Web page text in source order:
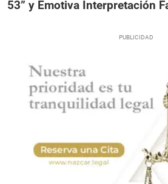
53” y Emotiva Interpretación